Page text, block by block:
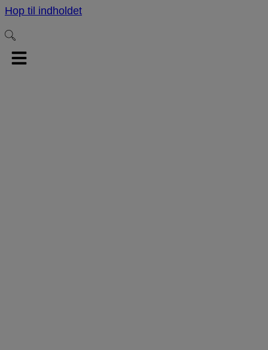
Hop til indholdet